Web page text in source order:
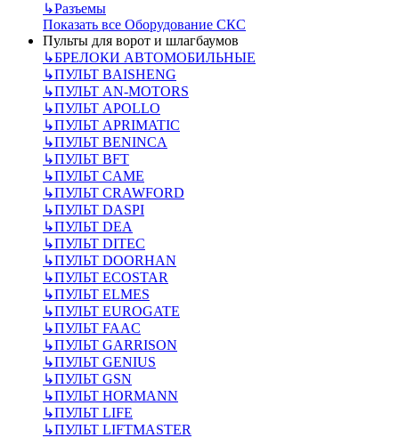
↳Разъемы
Показать все Оборудование СКС
Пульты для ворот и шлагбаумов
↳БРЕЛОКИ АВТОМОБИЛЬНЫЕ
↳ПУЛЬТ BAISHENG
↳ПУЛЬТ AN-MOTORS
↳ПУЛЬТ APOLLO
↳ПУЛЬТ APRIMATIC
↳ПУЛЬТ BENINCA
↳ПУЛЬТ BFT
↳ПУЛЬТ CAME
↳ПУЛЬТ CRAWFORD
↳ПУЛЬТ DASPI
↳ПУЛЬТ DEA
↳ПУЛЬТ DITEC
↳ПУЛЬТ DOORHAN
↳ПУЛЬТ ECOSTAR
↳ПУЛЬТ ELMES
↳ПУЛЬТ EUROGATE
↳ПУЛЬТ FAAC
↳ПУЛЬТ GARRISON
↳ПУЛЬТ GENIUS
↳ПУЛЬТ GSN
↳ПУЛЬТ HORMANN
↳ПУЛЬТ LIFE
↳ПУЛЬТ LIFTMASTER